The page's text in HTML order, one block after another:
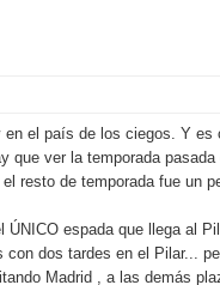
el país de los ciegos. Y
que ver la temporada
resto de temporada fue un
espada que llega al
dos tardes en el Pilar...
Madrid , a las demás